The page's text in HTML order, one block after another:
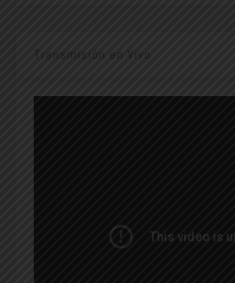
Transmisión en Vivo